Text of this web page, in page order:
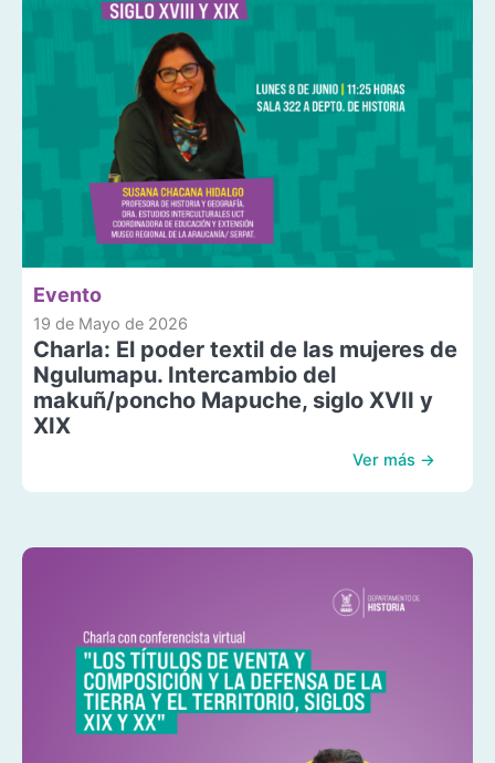
Evento
19 de Mayo de 2026
Charla: El poder textil de las mujeres de
Ngulumapu. Intercambio del
makuñ/poncho Mapuche, siglo XVII y
XIX
Ver más →